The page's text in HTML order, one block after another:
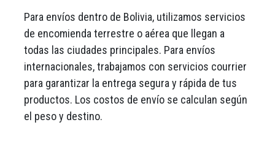
Para envíos dentro de Bolivia, utilizamos servicios
de encomienda terrestre o aérea que llegan a
todas las ciudades principales. Para envíos
internacionales, trabajamos con servicios courrier
para garantizar la entrega segura y rápida de tus
productos. Los costos de envío se calculan según
el peso y destino.